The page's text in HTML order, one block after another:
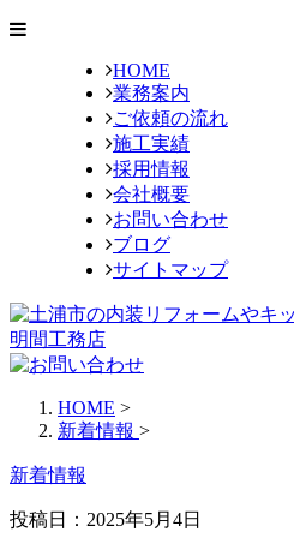
HOME
業務案内
ご依頼の流れ
施工実績
採用情報
会社概要
お問い合わせ
ブログ
サイトマップ
HOME >
新着情報 >
新着情報
投稿日：2025年5月4日